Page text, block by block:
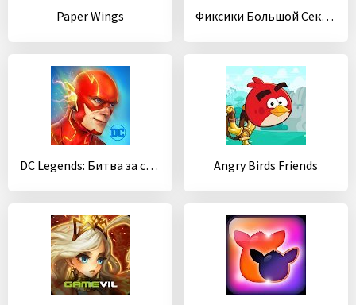
Paper Wings Фиксики Большой Секрет Игры Бегалки для Детей
DC Legends: Битва за справедливость Angry Birds Friends